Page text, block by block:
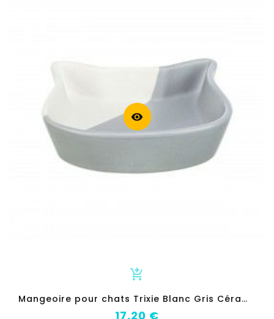
visibility
add_shopping_cart
M
angeoire pour chats Trixie Blanc Gris Céramique
Prix
17,20 €